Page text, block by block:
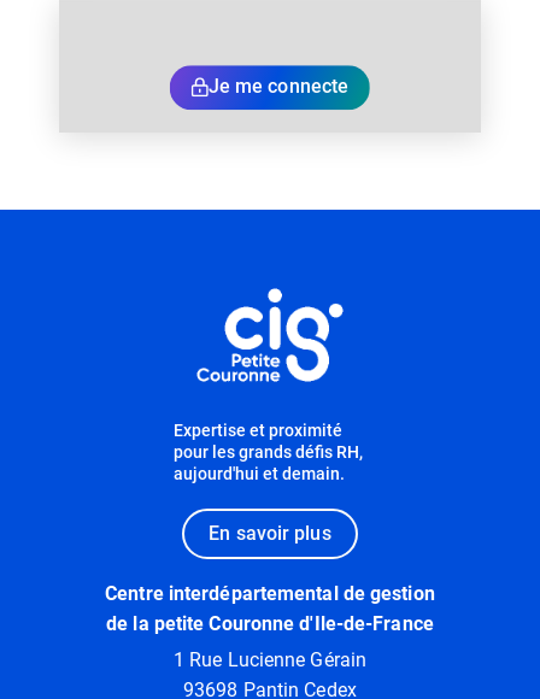
Je me connecte
Expertise et proximité
pour les grands défis RH,
aujourd'hui et demain.
En savoir plus
Centre interdépartemental de gestion
de la petite Couronne d'Ile-de-France
1 Rue Lucienne Gérain
93698 Pantin Cedex